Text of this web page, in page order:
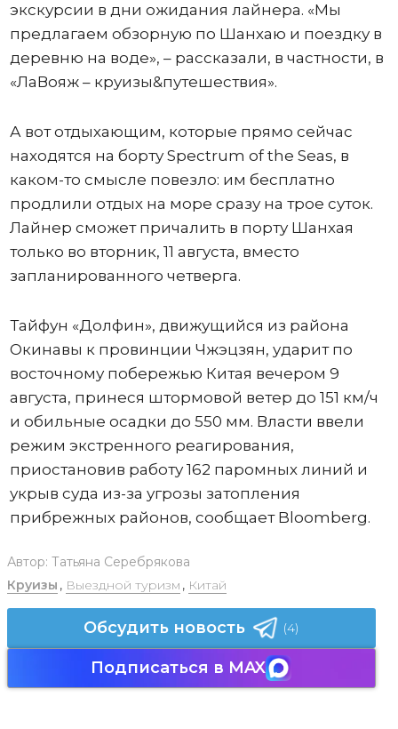
экскурсии в дни ожидания лайнера. «Мы
предлагаем обзорную по Шанхаю и поездку в
деревню на воде», – рассказали, в частности, в
«ЛаВояж – круизы&путешествия».
А вот отдыхающим, которые прямо сейчас
находятся на борту Spectrum of the Seas, в
каком-то смысле повезло: им бесплатно
продлили отдых на море сразу на трое суток.
Лайнер сможет причалить в порту Шанхая
только во вторник, 11 августа, вместо
запланированного четверга.
Тайфун «Долфин», движущийся из района
Окинавы к провинции Чжэцзян, ударит по
восточному побережью Китая вечером 9
августа, принеся штормовой ветер до 151 км/ч
и обильные осадки до 550 мм. Власти ввели
режим экстренного реагирования,
приостановив работу 162 паромных линий и
укрыв суда из-за угрозы затопления
прибрежных районов, сообщает Bloomberg.
Автор: Татьяна Серебрякова
Круизы , Выездной туризм , Китай
Обсудить новость (4)
Подписаться в MAX